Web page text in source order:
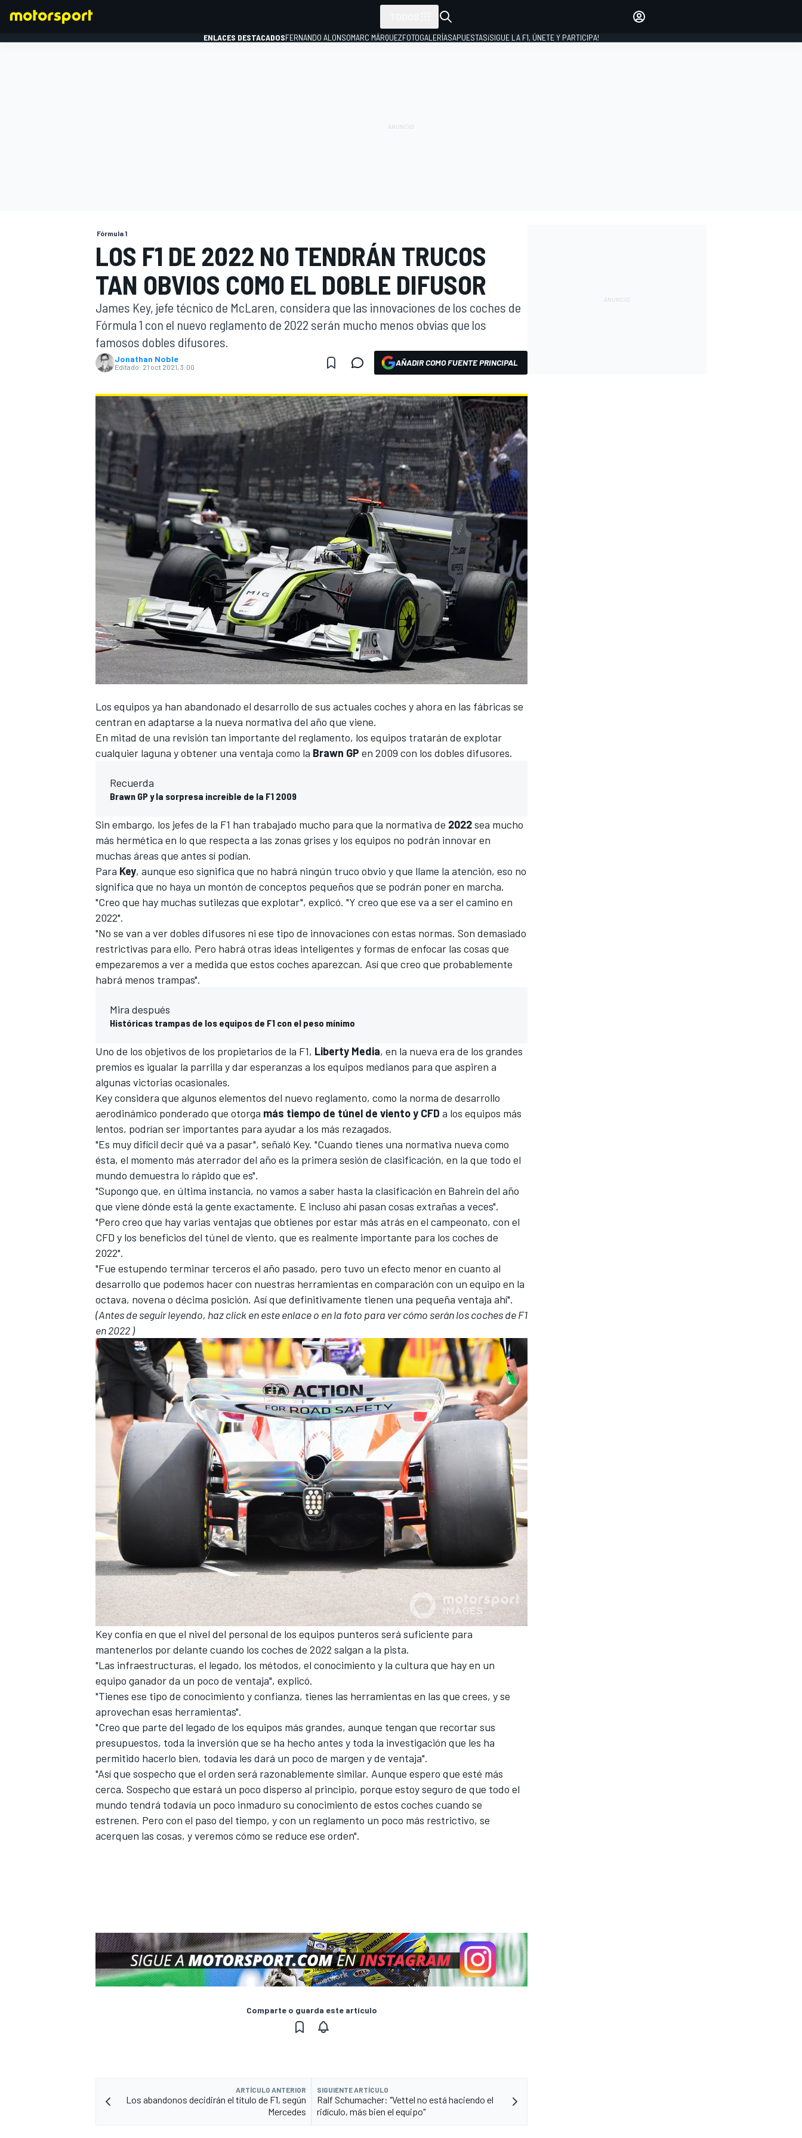
WEC FÓRMULA E
MÁS CATEGORÍAS
ENLACES DESTACADOSFERNANDO ALONSOMARC MÁRQUEZFOTOGALERÍASAPUESTAS¡SIGUE LA F1, ÚNETE Y PARTICIPA!
Fórmula 1
LOS F1 DE 2022 NO TENDRÁN TRUCOS
TAN OBVIOS COMO EL DOBLE DIFUSOR
James Key, jefe técnico de McLaren, considera que las innovaciones de los coches de
Fórmula 1 con el nuevo reglamento de 2022 serán mucho menos obvias que los
famosos dobles difusores.
Jonathan Noble
Editado: 21 oct 2021, 3:00 AÑADIR COMO FUENTE PRINCIPAL
Los equipos ya han abandonado el desarrollo de sus actuales coches y ahora en las fábricas se
centran en adaptarse a la nueva normativa del año que viene.
En mitad de una revisión tan importante del reglamento, los equipos tratarán de explotar
cualquier laguna y obtener una ventaja como la Brawn GP en 2009 con los dobles difusores.
Recuerda
Brawn GP y la sorpresa increíble de la F1 2009
Sin embargo, los jefes de la F1 han trabajado mucho para que la normativa de 2022sea mucho
más hermética en lo que respecta a las zonas grises y los equipos no podrán innovar en
muchas áreas que antes sí podían.
Para Key, aunque eso significa que no habrá ningún truco obvio y que llame la atención, eso no
significa que no haya un montón de conceptos pequeños que se podrán poner en marcha.
"Creo que hay muchas sutilezas que explotar", explicó. "Y creo que ese va a ser el camino en
2022".
"No se van a ver dobles difusores ni ese tipo de innovaciones con estas normas. Son demasiado
restrictivas para ello. Pero habrá otras ideas inteligentes y formas de enfocar las cosas que
empezaremos a ver a medida que estos coches aparezcan. Así que creo que probablemente
habrá menos trampas".
Mira después
Históricas trampas de los equipos de F1 con el peso mínimo
Uno de los objetivos de los propietarios de la F1, Liberty Media, en la nueva era de los grandes
premios es igualar la parrilla y dar esperanzas a los equipos medianos para que aspiren a
algunas victorias ocasionales.
Key considera que algunos elementos del nuevo reglamento, como la norma de desarrollo
aerodinámico ponderado que otorga más tiempo de túnel de viento y CFD a los equipos más
lentos, podrían ser importantes para ayudar a los más rezagados.
"Es muy difícil decir qué va a pasar", señaló Key. "Cuando tienes una normativa nueva como
ésta, el momento más aterrador del año es la primera sesión de clasificación, en la que todo el
mundo demuestra lo rápido que es".
"Supongo que, en última instancia, no vamos a saber hasta la clasificación en Bahrein del año
que viene dónde está la gente exactamente. E incluso ahí pasan cosas extrañas a veces".
"Pero creo que hay varias ventajas que obtienes por estar más atrás en el campeonato, con el
CFD y los beneficios del túnel de viento, que es realmente importante para los coches de
2022".
"Fue estupendo terminar terceros el año pasado, pero tuvo un efecto menor en cuanto al
desarrollo que podemos hacer con nuestras herramientas en comparación con un equipo en la
octava, novena o décima posición. Así que definitivamente tienen una pequeña ventaja ahí".
(Antes de seguir leyendo, haz click en este enlace o en la foto para ver cómo serán los coches de F1
en 2022 )
Key confía en que el nivel del personal de los equipos punteros será suficiente para
mantenerlos por delante cuando los coches de 2022 salgan a la pista.
"Las infraestructuras, el legado, los métodos, el conocimiento y la cultura que hay en un
equipo ganador da un poco de ventaja", explicó.
"Tienes ese tipo de conocimiento y confianza, tienes las herramientas en las que crees, y se
aprovechan esas herramientas".
"Creo que parte del legado de los equipos más grandes, aunque tengan que recortar sus
presupuestos, toda la inversión que se ha hecho antes y toda la investigación que les ha
permitido hacerlo bien, todavía les dará un poco de margen y de ventaja".
"Así que sospecho que el orden será razonablemente similar. Aunque espero que esté más
cerca. Sospecho que estará un poco disperso al principio, porque estoy seguro de que todo el
mundo tendrá todavía un poco inmaduro su conocimiento de estos coches cuando se
estrenen. Pero con el paso del tiempo, y con un reglamento un poco más restrictivo, se
acerquen las cosas, y veremos cómo se reduce ese orden".
Comparte o guarda este artículo
ARTÍCULO ANTERIOR
Los abandonos decidirán el título de F1, según
Mercedes
SIGUIENTE ARTÍCULO
Ralf Schumacher: "Vettel no está haciendo el
ridículo, más bien el equipo"